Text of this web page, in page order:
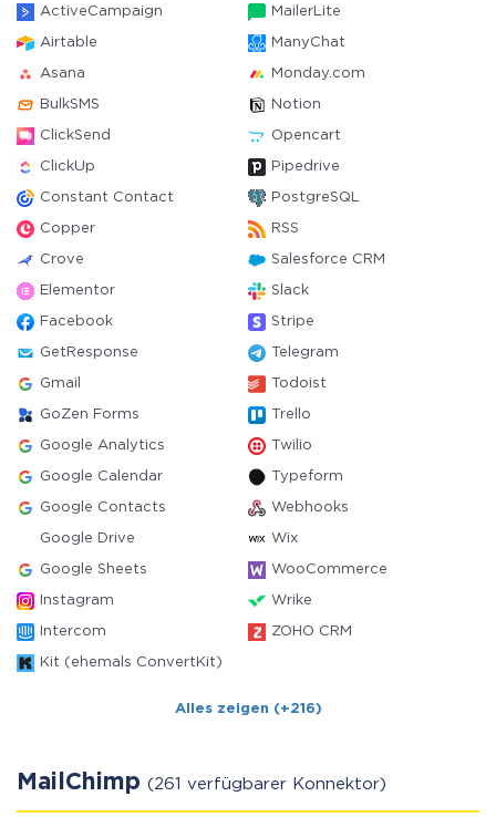
ActiveCampaign MailerLite
Airtable ManyChat
Asana Monday.com
BulkSMS Notion
ClickSend Opencart
ClickUp Pipedrive
Constant Contact PostgreSQL
Copper RSS
Crove Salesforce CRM
Elementor Slack
Facebook Stripe
GetResponse Telegram
Gmail Todoist
GoZen Forms Trello
Google Analytics Twilio
Google Calendar Typeform
Google Contacts Webhooks
Google Drive Wix
Google Sheets WooCommerce
Instagram Wrike
Intercom ZOHO CRM
Kit (ehemals ConvertKit)
Alles zeigen (+216)
MailChimp (261 verfügbarer Konnektor)